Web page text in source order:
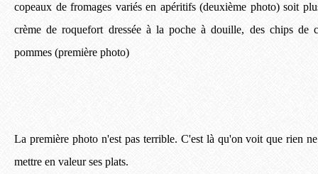
copeaux de fromages variés en apéritifs (deuxième photo) soit
crème de roquefort dressée à la poche à douille, des chips de
pommes (première photo)
La première photo n'est pas terrible. C'est là qu'on voit que rien
mettre en valeur ses plats.